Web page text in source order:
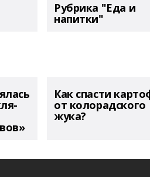
Рубрика "Еда и
напитки"
Как спасти
от колорадского
жука?